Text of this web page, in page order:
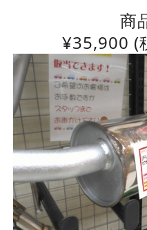
商
¥35,900 (